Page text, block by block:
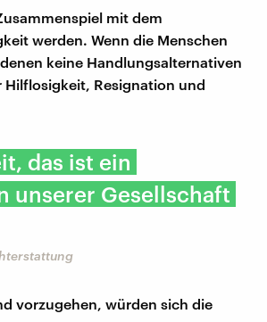
mit dem
werden. Wenn die Menschen
keine Handlungsalternativen
Resignation und
das ist ein
unserer Gesellschaft
vorzugehen, würden sich die